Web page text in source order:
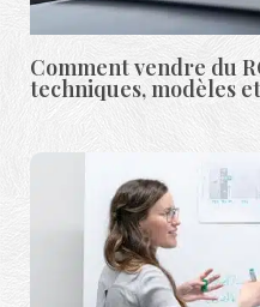
Comment vendre du
techniques, modèles